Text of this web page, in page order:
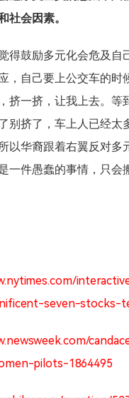
社会因素。
得鼓励多元化会危及自
，自己要上公交车的时
挤一挤，让我上去。等
别挤了，车上人已经太
以华裔跟着右翼反对多
一件愚蠢的事情，只会
seven-stocks-
pilots-1864495